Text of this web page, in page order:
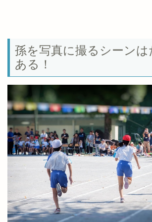
孫を写真に撮るシーンは
ある！